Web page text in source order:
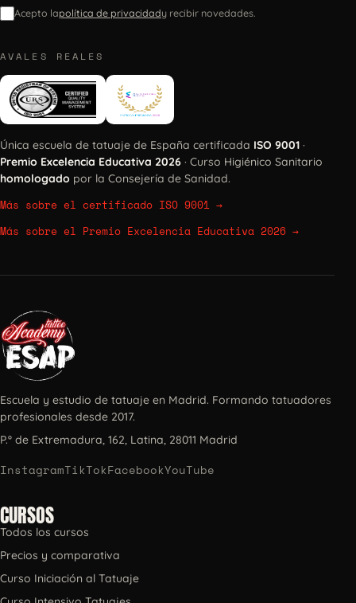
Acepto lapolítica de privacidady recibir novedades.
AVALES REALES
Única escuela de tatuaje de España certificada ISO 9001 ·
Premio Excelencia Educativa 2026 · Curso Higiénico Sanitario
homologado por la Consejería de Sanidad.
Más sobre el certificado ISO 9001 →
Más sobre el Premio Excelencia Educativa 2026 →
Escuela y estudio de tatuaje en Madrid. Formando tatuadores
profesionales desde 2017.
P.º de Extremadura, 162, Latina, 28011 Madrid
InstagramTikTokFacebookYouTube
CURSOS
Todos los cursos
Precios y comparativa
Curso Iniciación al Tatuaje